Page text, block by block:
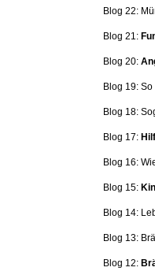
Blog 22:
Blog 21:
Blog 20:
Blog 19:
Blog 18:
Blog 17:
Blog 16:
Blog 15:
Blog 14:
Blog 13:
Blog 12: